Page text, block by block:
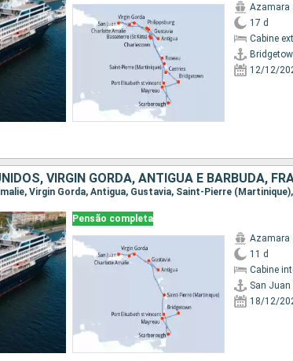
Azamara
17 d
Cabine
12/12/
Pensão completa
Azamara
11 d
Cabine
San Juan
18/12/